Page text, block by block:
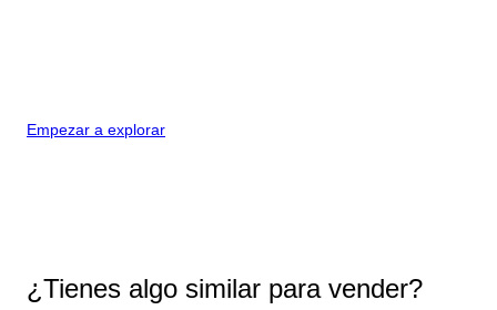
Empezar a explorar
¿Tienes algo similar para vender?